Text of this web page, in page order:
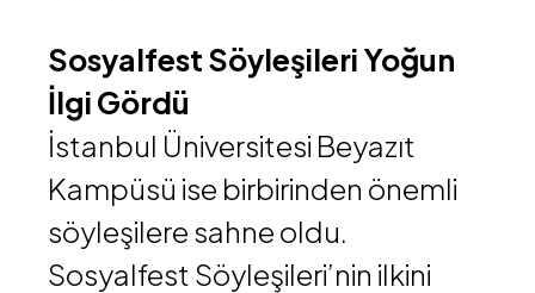
Sosyalfest Söyleşileri Yoğun
İlgi Gördü
İstanbul Üniversitesi Beyazıt
Kampüsü ise birbirinden önemli
söyleşilere sahne oldu.
Sosyalfest Söyleşileri’nin ilkini